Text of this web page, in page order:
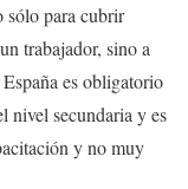
sólo para cubrir
trabajador, sino a
es obligatorio
nivel secundaria y es
y no muy